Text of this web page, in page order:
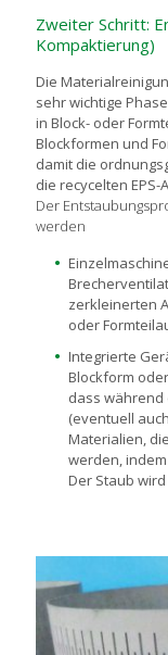
Zweiter Schritt:
Kompaktierung)
Die
sehr wichtige
in Block- oder
Blockformen und
damit die
die recycelten
Der
werden
zerkleinerten
oder
Integrierte
Blockform
dass während
(eventuell
Materialien,
werden,
Der Staub